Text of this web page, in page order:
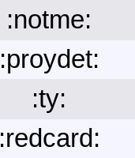
:notme:
:proydet:
:ty:
:redcard: